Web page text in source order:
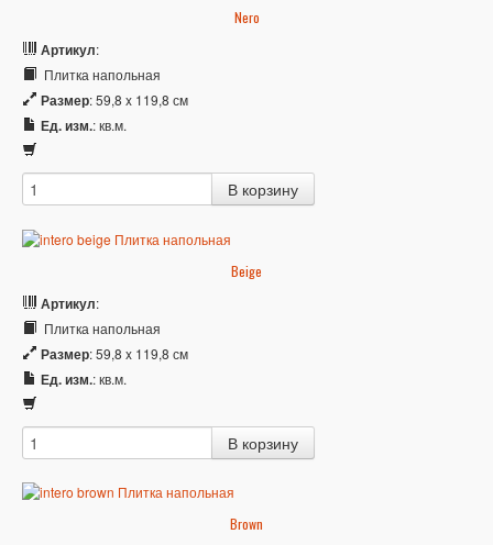
Nero
Артикул:
Плитка напольная
Размер: 59,8 x 119,8 см
Ед. изм.: кв.м.
Beige
Артикул:
Плитка напольная
Размер: 59,8 x 119,8 см
Ед. изм.: кв.м.
Brown